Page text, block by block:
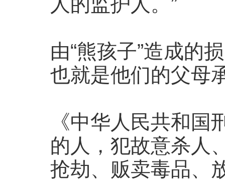
由“熊孩子”造成的
也就是他们的父母
《中华人民共和国
的人，犯故意杀人
抢劫、贩卖毒品、